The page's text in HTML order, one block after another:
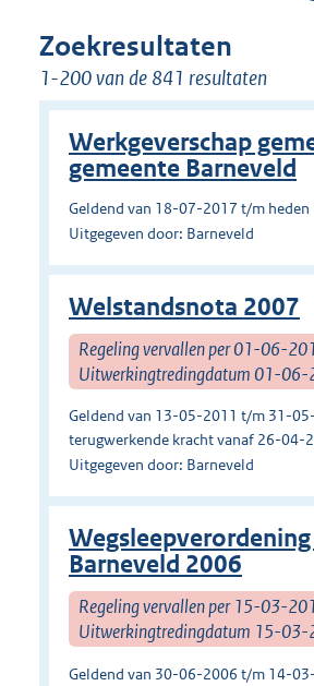
Zoekresultaten
1-200 van de 841 resultaten
Werkgeverschap
gemeente Barneveld
Geldend van 18-07-2017 t/m heden
Uitgegeven door: Barneveld
Welstandsnota 2007
Regeling vervallen per 01-06-
Uitwerkingtredingdatum 01-
Geldend van 13-05-2011 t/m 31-
terugwerkende kracht vanaf 26-04-
Uitgegeven door: Barneveld
Barneveld 2006
Regeling vervallen per 15-03-
Uitwerkingtredingdatum 15-
Geldend van 30-06-2006 t/m 14-